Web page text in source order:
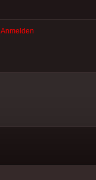
Anmelden